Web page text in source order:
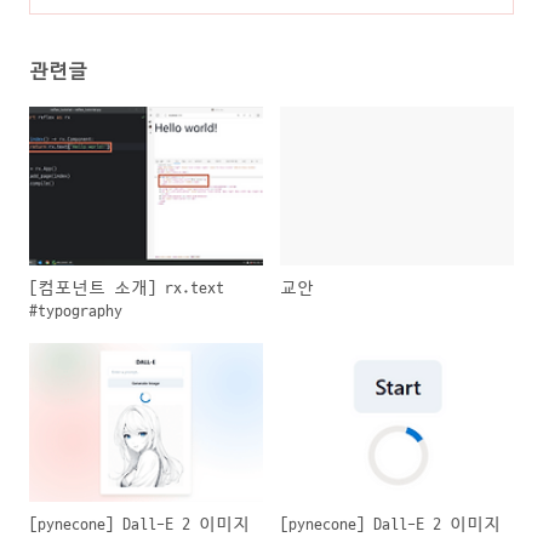
관련글
[컴포넌트 소개] rx.text
#typography
교안
[pynecone] Dall-E 2 이미지
[pynecone] Dall-E 2 이미지